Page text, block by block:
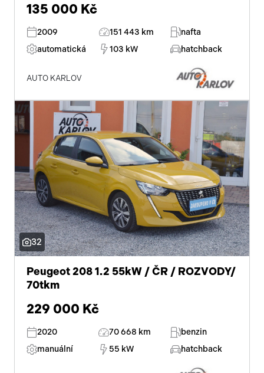
zadní pohon
volba jízdního režimu
malý kožený paket
135 000 Kč
2009 151 443 km
nafta
automatická
103 kW hatchback
AUTO KARLOV
32
Peugeot 208 1.2 55kW / ČR / ROZVODY/
70tkm
229 000 Kč
2020 70 668 km
benzin
manuální
55 kW hatchback